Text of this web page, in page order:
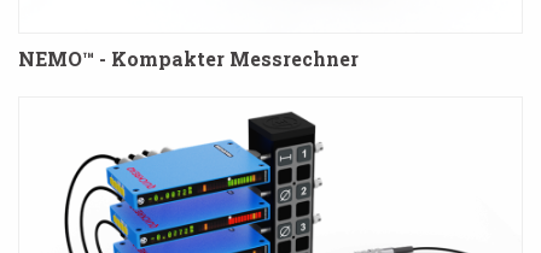
NEMO™ - Kompakter Messrechner